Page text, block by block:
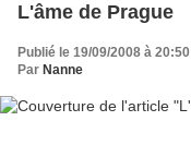
L'âme de Prague
Publié le 19/09/2008 à 20:50
Par Nanne